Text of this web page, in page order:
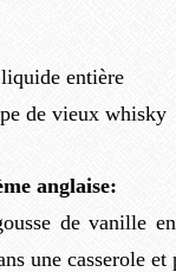
entière
de vieux whisky
anglaise:
de vanille
une casserole